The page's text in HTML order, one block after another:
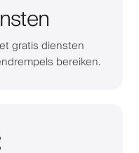
gratis diensten
bereiken.